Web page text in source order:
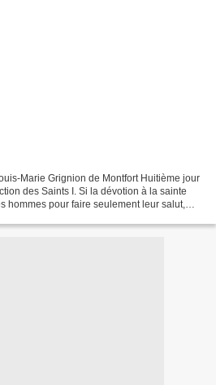
Marie Grignion de Montfort Huitième jour
des Saints I. Si la dévotion à la sainte
hommes pour faire seulement leur salut,